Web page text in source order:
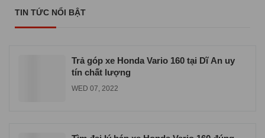
TIN TỨC NỔI BẬT
Trả góp xe Honda Vario 160 tại Dĩ An uy
tín chất lượng
WED 07, 2022